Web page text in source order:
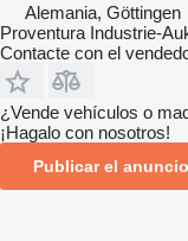
Alemania, Göttingen
Proventura Industrie-
Contacte con el
¿Vende vehículos o
¡Hagalo con nosotros!
Publicar el anuncio